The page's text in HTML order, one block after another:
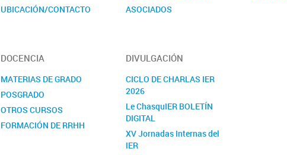
UBICACIÓN/CONTACTO
ASOCIADOS
DOCENCIA
MATERIAS DE GRADO
POSGRADO
OTROS CURSOS
FORMACIÓN DE RRHH
DIVULGACIÓN
CICLO DE CHARLAS IER
2026
Le ChasquIER BOLETÍN
DIGITAL
XV Jornadas Internas del
IER